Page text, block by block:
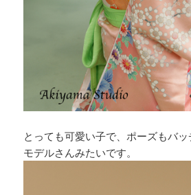
とっても可愛い子で、ポーズもバッ
モデルさんみたいです。